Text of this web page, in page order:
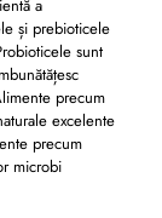
a
și prebioticele
sunt
precum
excelente
precum
microbi